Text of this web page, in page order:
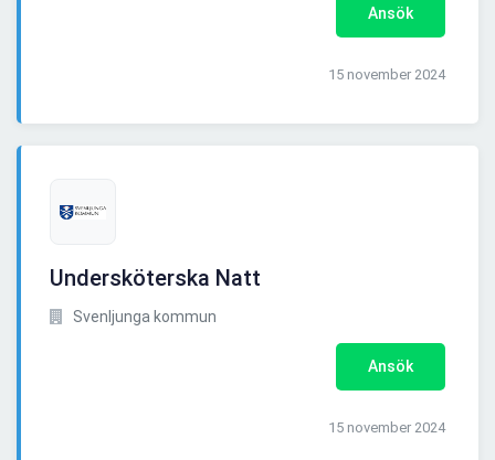
Ansök
15 november 2024
Undersköterska Natt
Svenljunga kommun
Ansök
15 november 2024